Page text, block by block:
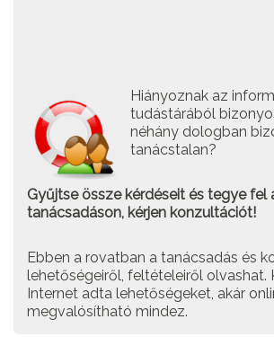
Hiányoznak az
tudástárából
néhány dologban
tanácstalan?
Gyűjtse össze kérdéseit és tegye fel
tanácsadáson, kérjen konzultációt!
Ebben a rovatban a tanácsadás és
lehetőségeiről, feltételeiről olvashat.
Internet adta lehetőségeket, akár
megvalósítható mindez.